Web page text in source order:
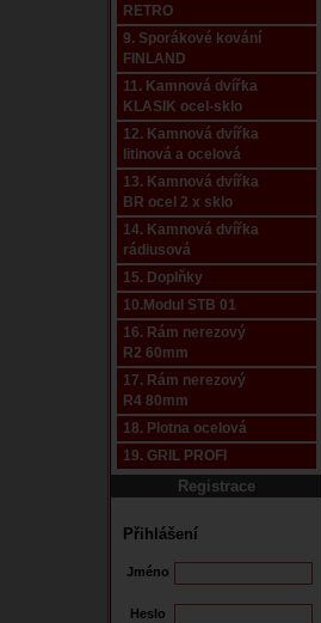
RETRO
9. Sporákové kování
FINLAND
11. Kamnová dvířka
KLASIK ocel-sklo
12. Kamnová dvířka
litinová a ocelová
13. Kamnová dvířka
BR ocel 2 x sklo
14. Kamnová dvířka
rádiusová
15. Doplňky
10.Modul STB 01
16. Rám nerezový
R2 60mm
17. Rám nerezový
R4 80mm
18. Plotna ocelová
19. GRIL PROFI
Registrace
Přihlášení
Jméno
Heslo